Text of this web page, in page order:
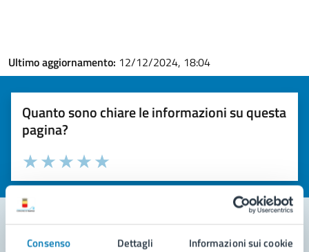
Consenso Dettagli Informazioni sui cookie
Ultimo aggiornamento: 12/12/2024, 18:04
Quanto sono chiare le informazioni su questa
pagina?
Valuta la chiarezza delle informazioni (da 1 a 5 stelle)
Seleziona il numero di stelle per valutare la chiarezza delle
Valuta 5 stelle su 5
Valuta 4 stelle su 5
Valuta 3 stelle su 5
Valuta 2 stelle su 5
Valuta 1 stelle su 5